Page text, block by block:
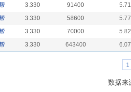
3.330 91400
3.330 58600
3.330 70000
3.330 643400
1
数据来